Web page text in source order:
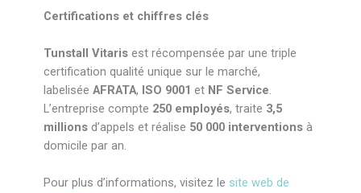
Certifications et chiffres clés
Tunstall Vitaris est récompensée par une triple
certification qualité unique sur le marché,
labelisée AFRATA, ISO 9001 et NF Service.
L’entreprise compte 250 employés, traite 3,5
millions d’appels et réalise 50 000 interventions à
domicile par an.
Pour plus d’informations, visitez le site web de